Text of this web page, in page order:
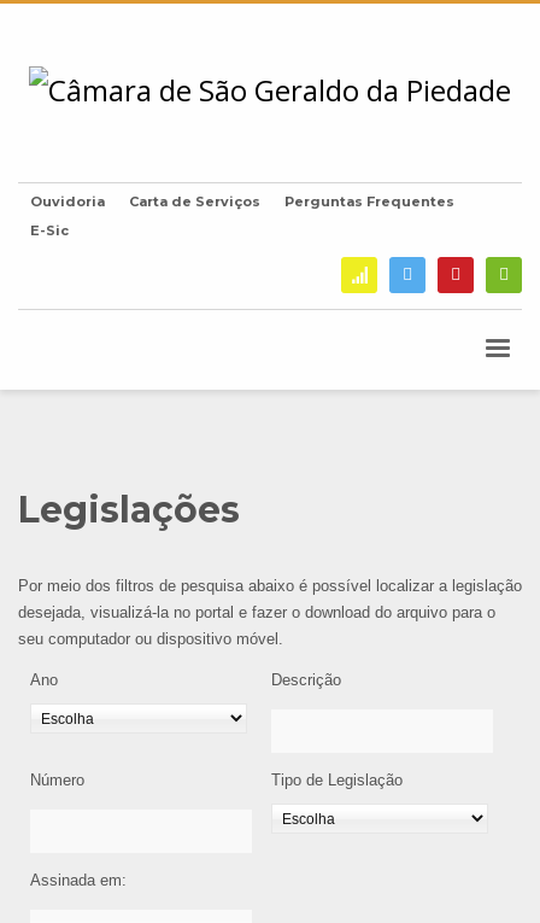
Ouvidoria Carta de Serviços
Perguntas Frequentes
E-Sic
Legislações
Por meio dos filtros de pesquisa abaixo é possível localizar a legislação
desejada, visualizá-la no portal e fazer o download do arquivo para o
seu computador ou dispositivo móvel.
Ano Descrição
Número Tipo de Legislação
Assinada em: